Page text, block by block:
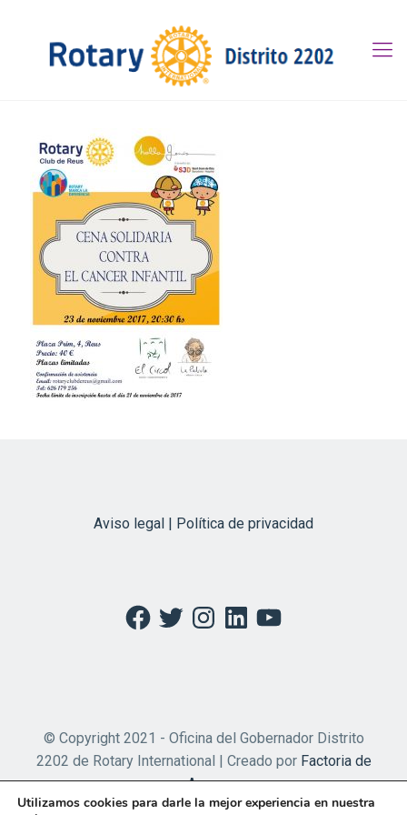
Aviso legal | Política de privacidad
Facebook
TwitterInstagramLinkedInYouTube
© Copyright 2021 - Oficina del Gobernador Distrito
2202 de Rotary International | Creado por Factoria de
Apps
Utilizamos cookies para darle la mejor experiencia en nuestra